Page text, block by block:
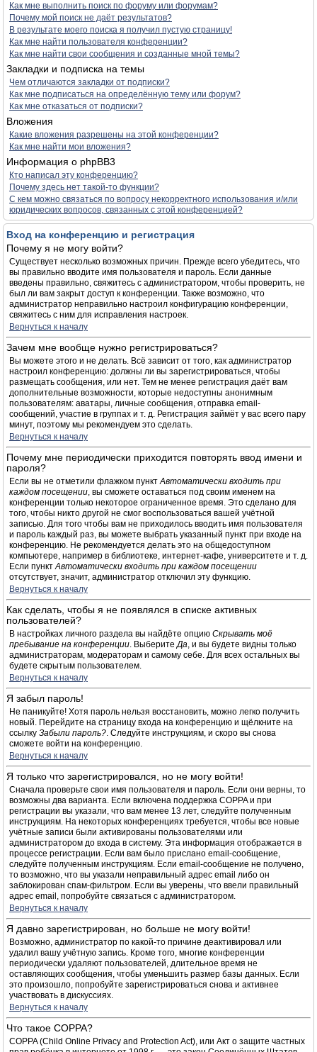
Как мне выполнить поиск по форуму или форумам?
Почему мой поиск не даёт результатов?
В результате моего поиска я получил пустую страницу!
Как мне найти пользователя конференции?
Как мне найти свои сообщения и созданные мной темы?
Закладки и подписка на темы
Чем отличаются закладки от подписки?
Как мне подписаться на определённую тему или форум?
Как мне отказаться от подписки?
Вложения
Какие вложения разрешены на этой конференции?
Как мне найти мои вложения?
Информация о phpBB3
Кто написал эту конференцию?
Почему здесь нет такой-то функции?
С кем можно связаться по вопросу некорректного использования и/или
юридических вопросов, связанных с этой конференцией?
Вход на конференцию и регистрация
Почему я не могу войти?
Существует несколько возможных причин. Прежде всего убедитесь, что
вы правильно вводите имя пользователя и пароль. Если данные
введены правильно, свяжитесь с администратором, чтобы проверить, не
был ли вам закрыт доступ к конференции. Также возможно, что
администратор неправильно настроил конфигурацию конференции,
свяжитесь с ним для исправления настроек.
Вернуться к началу
Зачем мне вообще нужно регистрироваться?
Вы можете этого и не делать. Всё зависит от того, как администратор
настроил конференцию: должны ли вы зарегистрироваться, чтобы
размещать сообщения, или нет. Тем не менее регистрация даёт вам
дополнительные возможности, которые недоступны анонимным
пользователям: аватары, личные сообщения, отправка email-
сообщений, участие в группах и т. д. Регистрация займёт у вас всего пару
минут, поэтому мы рекомендуем это сделать.
Вернуться к началу
Почему мне периодически приходится повторять ввод имени и
пароля?
Если вы не отметили флажком пунктАвтоматически входить при
каждом посещении, вы сможете оставаться под своим именем на
конференции только некоторое ограниченное время. Это сделано для
того, чтобы никто другой не смог воспользоваться вашей учётной
записью. Для того чтобы вам не приходилось вводить имя пользователя
и пароль каждый раз, вы можете выбрать указанный пункт при входе на
конференцию. Не рекомендуется делать это на общедоступном
компьютере, например в библиотеке, интернет-кафе, университете и т. д.
Если пунктАвтоматически входить при каждом посещении
отсутствует, значит, администратор отключил эту функцию.
Вернуться к началу
Как сделать, чтобы я не появлялся в списке активных
пользователей?
В настройках личного раздела вы найдёте опцию Скрывать моё
пребывание на конференции. ВыберитеДа, и вы будете видны только
администраторам, модераторам и самому себе. Для всех остальных вы
будете скрытым пользователем.
Вернуться к началу
Я забыл пароль!
Не паникуйте! Хотя пароль нельзя восстановить, можно легко получить
новый. Перейдите на страницу входа на конференцию и щёлкните на
ссылку Забыли пароль?. Следуйте инструкциям, и скоро вы снова
сможете войти на конференцию.
Вернуться к началу
Я только что зарегистрировался, но не могу войти!
Сначала проверьте свои имя пользователя и пароль. Если они верны, то
возможны два варианта. Если включена поддержка COPPA и при
регистрации вы указали, что вам менее 13 лет, следуйте полученным
инструкциям. На некоторых конференциях требуется, чтобы все новые
учётные записи были активированы пользователями или
администратором до входа в систему. Эта информация отображается в
процессе регистрации. Если вам было прислано email-сообщение,
следуйте полученным инструкциям. Если email-сообщение не получено,
то возможно, что вы указали неправильный адрес email либо он
заблокирован спам-фильтром. Если вы уверены, что ввели правильный
адрес email, попробуйте связаться с администратором.
Вернуться к началу
Я давно зарегистрирован, но больше не могу войти!
Возможно, администратор по какой-то причине деактивировал или
удалил вашу учётную запись. Кроме того, многие конференции
периодически удаляют пользователей, длительное время не
оставляющих сообщения, чтобы уменьшить размер базы данных. Если
это произошло, попробуйте зарегистрироваться снова и активнее
участвовать в дискуссиях.
Вернуться к началу
Что такое COPPA?
COPPA (Child Online Privacy and Protection Act), или Акт о защите частных